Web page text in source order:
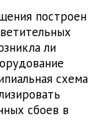
построен
ли
схема
сбоев в